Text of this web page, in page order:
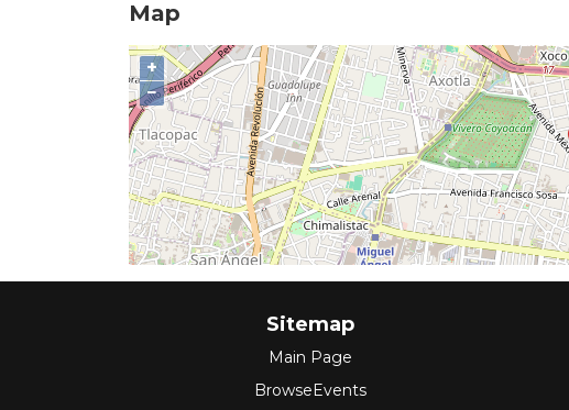
Map
+
−
Sitemap
Main Page
BrowseEvents